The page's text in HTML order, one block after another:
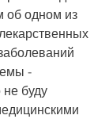
об одном из
-
буду